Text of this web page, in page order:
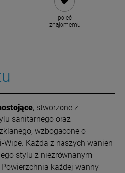
poleć
znajomemu
, stworzone z
sanitarnego oraz
wzbogacone o
Wipe. Każda z naszych wanien
stylu z niezrównanym
Powierzchnia każdej wanny